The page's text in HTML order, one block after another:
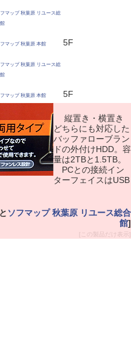
マップ 秋葉原 リユース総
マップ 秋葉原 本館
5F
マップ 秋葉原 リユース総
マップ 秋葉原 本館 5F
縦置き・横置き
どちらにも対応した
バッファローブラン
ドの外付けHDD。容
量は2TBと1.5TB。
PCとの接続イン
ターフェイスはUSB
と ソフマップ 秋葉原 リユース総合
館]
[この製品だけ表示]